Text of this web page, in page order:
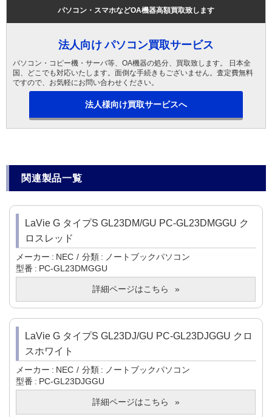
パソコン・スマホなどOA機器高額買取致します
法人向け パソコン買取サービス
パソコン・コピー機・サーバ等、OA機器の処分、買取致します。 日本全
国、どこでも対応いたします。面倒な手続きもございません。査定費無料
ですので、お気軽にお問い合わせください。
法人様向け買取サービスへ
関連製品一覧
LaVie G タイプS GL23DM/GU PC-GL23DMGGU ク
ロスレッド
メーカー NEC 分類
ノートブックパソコン
型番
PC-GL23DMGGU
詳細ページはこちら
LaVie G タイプS GL23DJ/GU PC-GL23DJGGU クロ
スホワイト
メーカー NEC 分類
ノートブックパソコン
型番
PC-GL23DJGGU
詳細ページはこちら